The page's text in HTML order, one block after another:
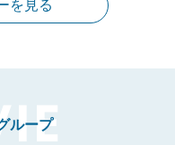
を見る
ループ